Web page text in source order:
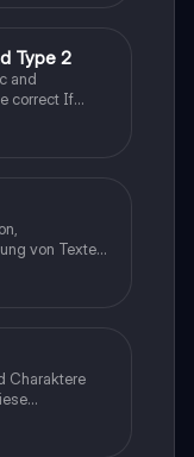
Type 2
and
correct If
von Texten
Informationen
Charaktere
in die